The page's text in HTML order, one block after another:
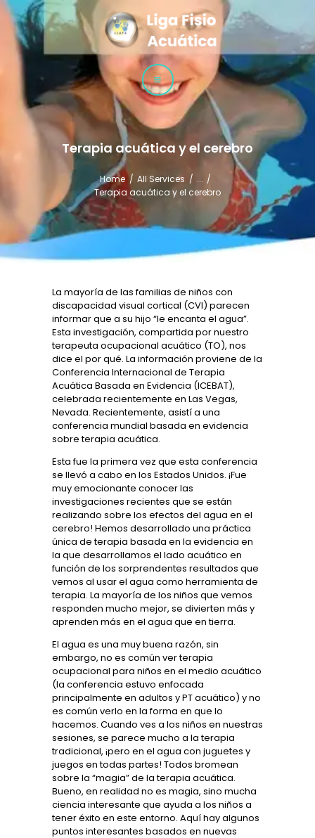
Terapia acuática y el cerebro
Home All Services
...
Terapia acuática y el cerebro
LLAFA
Liga Latinoamericana de Fisioterapia Acuática
LIGA
CURSOS
TÉCNICAS
La mayoría de las familias de niños con
discapacidad visual cortical (CVI) parecen
informar que a su hijo “le encanta el agua”.
Esta investigación, compartida por nuestro
terapeuta ocupacional acuático (TO), nos
dice el por qué. La información proviene de la
Conferencia Internacional de Terapia
Acuática Basada en Evidencia (ICEBAT),
celebrada recientemente en Las Vegas,
Nevada. Recientemente, asistí a una
conferencia mundial basada en evidencia
sobre terapia acuática.
Esta fue la primera vez que esta conferencia
se llevó a cabo en los Estados Unidos. ¡Fue
muy emocionante conocer las
investigaciones recientes que se están
realizando sobre los efectos del agua en el
cerebro! Hemos desarrollado una práctica
única de terapia basada en la evidencia en
la que desarrollamos el lado acuático en
función de los sorprendentes resultados que
vemos al usar el agua como herramienta de
terapia. La mayoría de los niños que vemos
responden mucho mejor, se divierten más y
aprenden más en el agua que en tierra.
El agua es una muy buena razón, sin
embargo, no es común ver terapia
ocupacional para niños en el medio acuático
(la conferencia estuvo enfocada
principalmente en adultos y PT acuático) y no
es común verlo en la forma en que lo
hacemos. Cuando ves a los niños en nuestras
sesiones, se parece mucho a la terapia
tradicional, ¡pero en el agua con juguetes y
juegos en todas partes! Todos bromean
sobre la “magia” de la terapia acuática.
Bueno, en realidad no es magia, sino mucha
ciencia interesante que ayuda a los niños a
tener éxito en este entorno. Aquí hay algunos
puntos interesantes basados ​​en nuevas